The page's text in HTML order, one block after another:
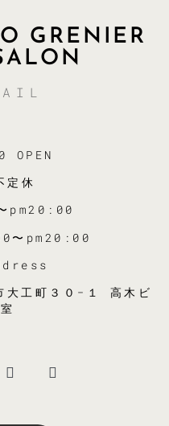
GRENIER
定休
pm20:00
〜pm20:00
工町３０−１ 高木ビ